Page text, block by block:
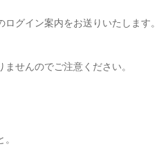
グイン案内をお送りいたします。
せんのでご注意ください。